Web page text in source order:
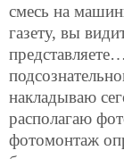
смесь на
газету, вы
накладываю
располагаю
фотомонтаж